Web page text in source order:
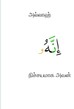
அல்லாஹ்
நிச்சயமாக அவன்